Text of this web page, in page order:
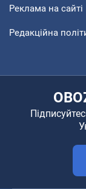
Реклама на сайті
Редакційна